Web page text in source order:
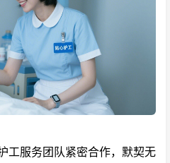
服务团队紧密合作，默契无